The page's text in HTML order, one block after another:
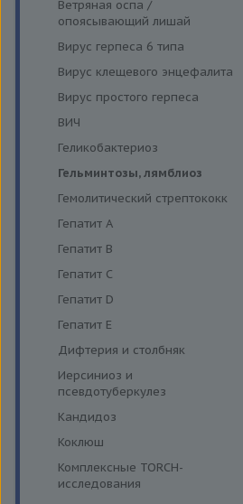
Функция поджелудочной
железы и диагностика
Моноцитарный эрлихиоз
Папилломавирусная инфекция
Парвовирус
Стрептококковая инфекция
Энтеровирусная инфекция
Ветряная оспа /
опоясывающий лишай
Вирус герпеса 6 типа
Вирус клещевого энцефалита
Вирус простого герпеса
ВИЧ
Геликобактериоз
Гельминтозы, лямблиоз
Гемолитический стрептококк
Гепатит A
Гепатит B
Гепатит C
Гепатит D
Гепатит E
Дифтерия и столбняк
Иерсиниоз и
псевдотуберкулез
Кандидоз
Коклюш
Комплексные TORCH-
исследования